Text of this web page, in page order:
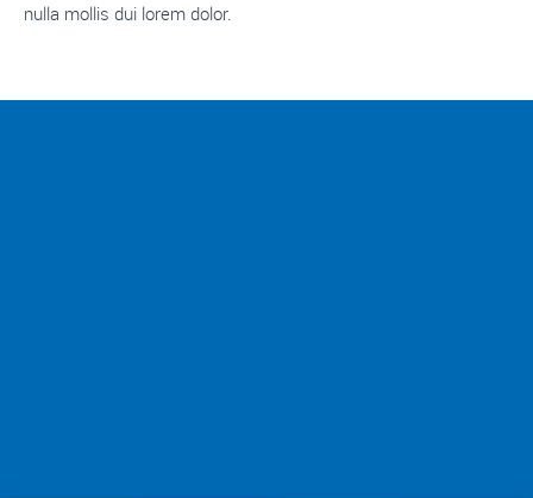
nulla mollis dui lorem dolor.